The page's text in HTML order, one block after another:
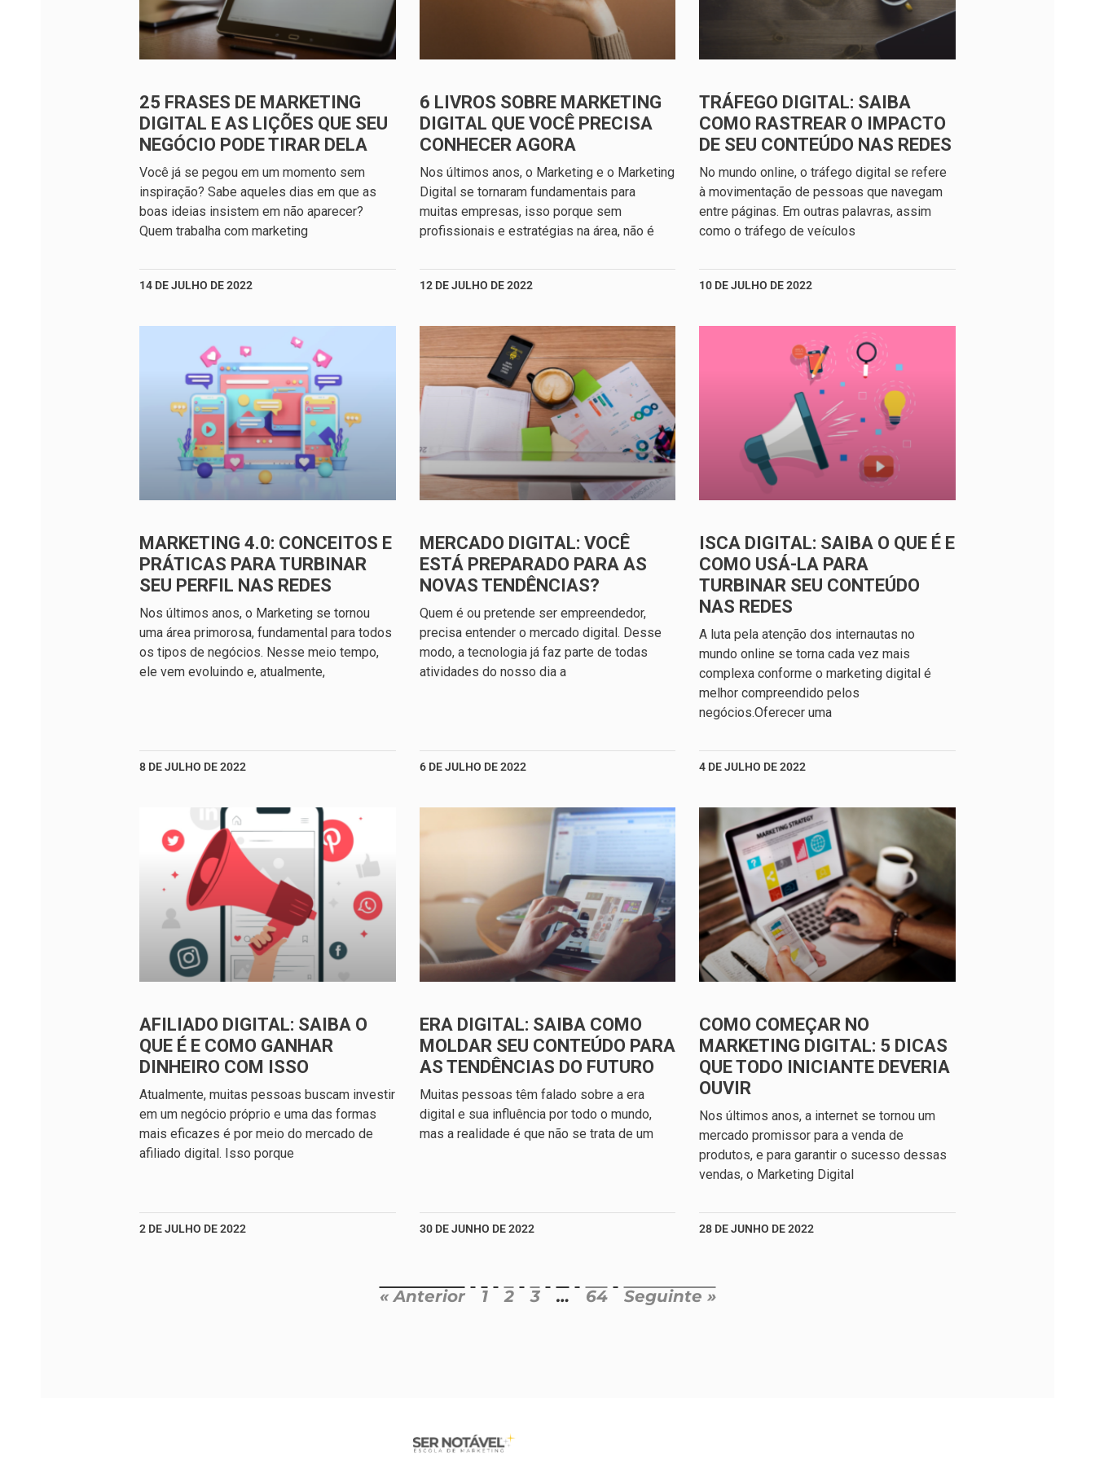
25 FRASES DE MARKETING
DIGITAL E AS LIÇÕES QUE SEU
NEGÓCIO PODE TIRAR DELA
Você já se pegou em um momento sem
inspiração? Sabe aqueles dias em que as
boas ideias insistem em não aparecer?
Quem trabalha com marketing
14 DE JULHO DE 2022
6 LIVROS SOBRE MARKETING
DIGITAL QUE VOCÊ PRECISA
CONHECER AGORA
Nos últimos anos, o Marketing e o Marketing
Digital se tornaram fundamentais para
muitas empresas, isso porque sem
profissionais e estratégias na área, não é
12 DE JULHO DE 2022
TRÁFEGO DIGITAL: SAIBA
COMO RASTREAR O IMPACTO
DE SEU CONTEÚDO NAS REDES
No mundo online, o tráfego digital se refere
à movimentação de pessoas que navegam
entre páginas. Em outras palavras, assim
como o tráfego de veículos
10 DE JULHO DE 2022
MARKETING 4.0: CONCEITOS E
PRÁTICAS PARA TURBINAR
SEU PERFIL NAS REDES
Nos últimos anos, o Marketing se tornou
uma área primorosa, fundamental para todos
os tipos de negócios. Nesse meio tempo,
ele vem evoluindo e, atualmente,
8 DE JULHO DE 2022
MERCADO DIGITAL: VOCÊ
ESTÁ PREPARADO PARA AS
NOVAS TENDÊNCIAS?
Quem é ou pretende ser empreendedor,
precisa entender o mercado digital. Desse
modo, a tecnologia já faz parte de todas
atividades do nosso dia a
6 DE JULHO DE 2022
ISCA DIGITAL: SAIBA O QUE É E
COMO USÁ-LA PARA
TURBINAR SEU CONTEÚDO
NAS REDES
A luta pela atenção dos internautas no
mundo online se torna cada vez mais
complexa conforme o marketing digital é
melhor compreendido pelos
negócios.Oferecer uma
4 DE JULHO DE 2022
AFILIADO DIGITAL: SAIBA O
QUE É E COMO GANHAR
DINHEIRO COM ISSO
Atualmente, muitas pessoas buscam investir
em um negócio próprio e uma das formas
mais eficazes é por meio do mercado de
afiliado digital. Isso porque
2 DE JULHO DE 2022
ERA DIGITAL: SAIBA COMO
MOLDAR SEU CONTEÚDO PARA
AS TENDÊNCIAS DO FUTURO
Muitas pessoas têm falado sobre a era
digital e sua influência por todo o mundo,
mas a realidade é que não se trata de um
30 DE JUNHO DE 2022
COMO COMEÇAR NO
MARKETING DIGITAL: 5 DICAS
QUE TODO INICIANTE DEVERIA
OUVIR
Nos últimos anos, a internet se tornou um
mercado promissor para a venda de
produtos, e para garantir o sucesso dessas
vendas, o Marketing Digital
28 DE JUNHO DE 2022
« Anterior 1 2 3 … 64 Seguinte »